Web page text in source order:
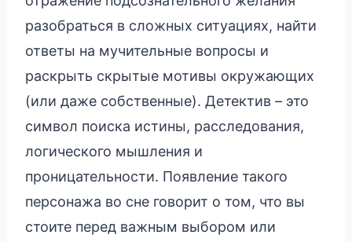
разобраться в сложных ситуациях, найти
ответы на мучительные вопросы и
раскрыть скрытые мотивы окружающих
(или даже собственные). Детектив – это
символ поиска истины, расследования,
логического мышления и
проницательности. Появление такого
персонажа во сне говорит о том, что вы
стоите перед важным выбором или